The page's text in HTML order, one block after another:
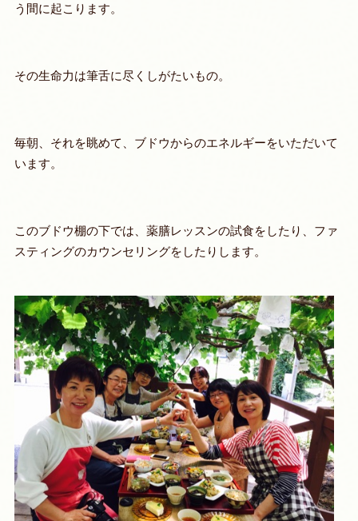
う間に起こります。
その生命力は筆舌に尽くしがたいもの。
毎朝、それを眺めて、ブドウからのエネルギーをいただいて
います。
このブドウ棚の下では、薬膳レッスンの試食をしたり、ファ
スティングのカウンセリングをしたりします。